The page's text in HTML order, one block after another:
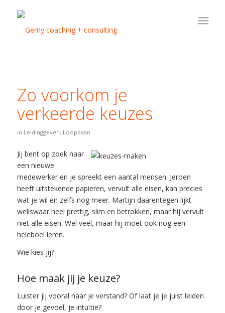
Zo voorkom je
verkeerde keuzes
in Leidinggeven, Loopbaan
Jij bent op zoek naar
een nieuwe
medewerker en je spreekt een aantal mensen. Jeroen
heeft uitstekende papieren, vervult alle eisen, kan precies
wat je wil en zelfs nog meer. Martijn daarentegen lijkt
weliswaar heel prettig, slim en betrokken, maar hij vervult
niet alle eisen. Wel veel, maar hij moet ook nog een
heleboel leren.
Wie kies jij?
Hoe maak jij je keuze?
Luister jij vooral naar je verstand? Of laat je je juist leiden
door je gevoel, je intuïtie?